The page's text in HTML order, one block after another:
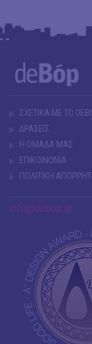
ΣΧΕΤΙΚΑ ΜΕ ΤΟ
ΔΡΑΣΕΙΣ
Η ΟΜΑΔΑ ΜΑΣ
ΕΠΙΚΟΙΝΩΝΙΑ
ΠΟΛΙΤΙΚΗ
info@debop.gr